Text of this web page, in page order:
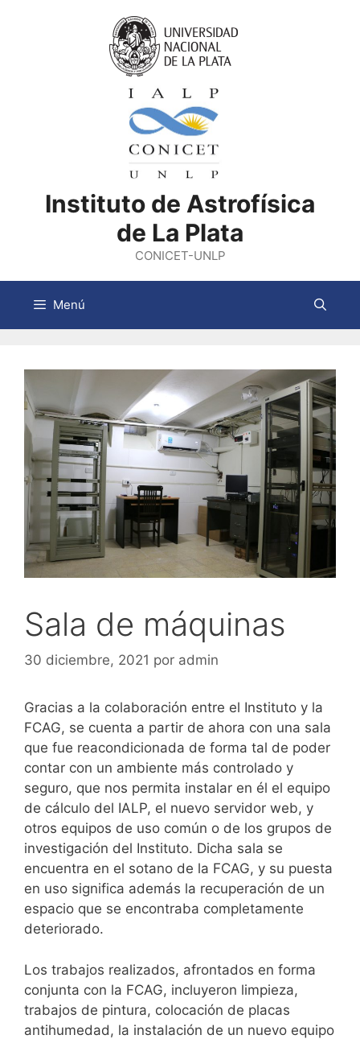
Instituto de Astrofísica
de La Plata
CONICET-UNLP
Menú
Sala de máquinas
30 diciembre, 2021 por admin
Gracias a la colaboración entre el Instituto y la
FCAG, se cuenta a partir de ahora con una sala
que fue reacondicionada de forma tal de poder
contar con un ambiente más controlado y
seguro, que nos permita instalar en él el equipo
de cálculo del IALP, el nuevo servidor web, y
otros equipos de uso común o de los grupos de
investigación del Instituto. Dicha sala se
encuentra en el sotano de la FCAG, y su puesta
en uso significa además la recuperación de un
espacio que se encontraba completamente
deteriorado.
Los trabajos realizados, afrontados en forma
conjunta con la FCAG, incluyeron limpieza,
trabajos de pintura, colocación de placas
antihumedad, la instalación de un nuevo equipo